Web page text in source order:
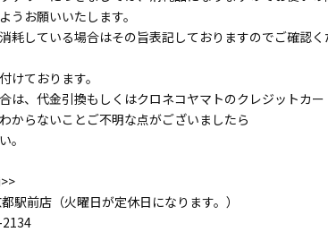
お願いいたします。
耗している場合はその旨表記しておりますのでご確認く
けております。
は、代金引換もしくはクロネコヤマトのクレジットカー
からないことご不明な点がございましたら
。
駅前店（火曜日が定休日になります。）